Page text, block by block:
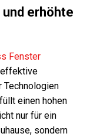
erhöhte
Fenster
effektive
Technologien
einen hohen
nur für ein
sondern